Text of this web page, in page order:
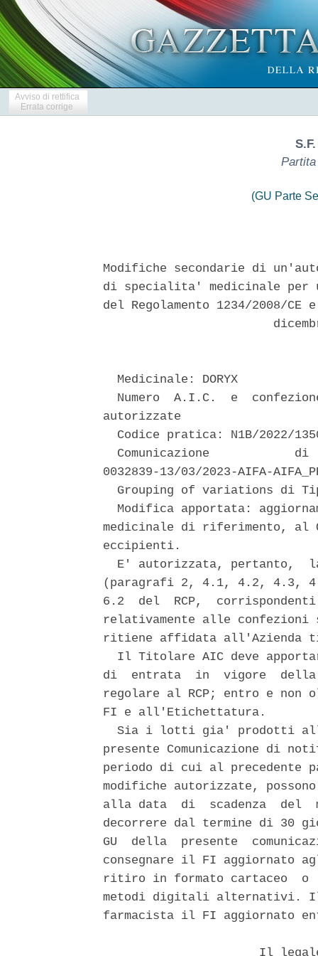
Avviso di rettifica
Errata corrige
Partita
(GU Parte
Modifiche secondarie di
di specialita' medicinale per
del Regolamento 1234/2008/
  Medicinale: DORYX
Numero  A.I.C.  e
autorizzate
Codice pratica: N1B/2022/
Comunicazione            di
0032839-13/03/2023-AIFA-
Grouping of variations di
Modifica apportata:
medicinale di riferimento, al
eccipienti.
E' autorizzata, pertanto,
(paragrafi 2, 4.1, 4.2, 4.3,
6.2  del  RCP,
relativamente alle
ritiene affidata all'Azienda
Il Titolare AIC deve
di  entrata  in  vigore  della
regolare al RCP; entro e non
FI e all'Etichettatura.
Sia i lotti gia' prodotti
presente Comunicazione di
periodo di cui al precedente
modifiche autorizzate,
alla data  di  scadenza  del
decorrere dal termine di 30
GU  della  presente
consegnare il FI aggiornato
ritiro in formato cartaceo
metodi digitali alternativi.
farmacista il FI aggiornato
Il